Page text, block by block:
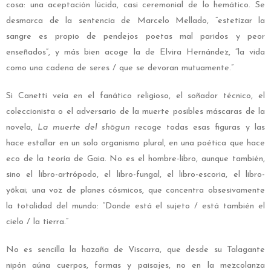
cosa: una aceptación lúcida, casi ceremonial de lo hemático. Se
desmarca de la sentencia de Marcelo Mellado, “estetizar la
sangre es propio de pendejos poetas mal paridos y peor
enseñados”, y más bien acoge la de Elvira Hernández, “la vida
como una cadena de seres / que se devoran mutuamente.”
Si Canetti veía en el fanático religioso, el soñador técnico, el
coleccionista o el adversario de la muerte posibles máscaras de la
novela, La muerte del shōgun recoge todas esas figuras y las
hace estallar en un solo organismo plural, en una poética que hace
eco de la teoría de Gaia. No es el hombre-libro, aunque también,
sino el libro-artrópodo, el libro-fungal, el libro-escoria, el libro-
yōkai; una voz de planes cósmicos, que concentra obsesivamente
la totalidad del mundo: “Donde está el sujeto / está también el
cielo / la tierra.”
No es sencilla la hazaña de Viscarra, que desde su Talagante
nipón aúna cuerpos, formas y paisajes, no en la mezcolanza